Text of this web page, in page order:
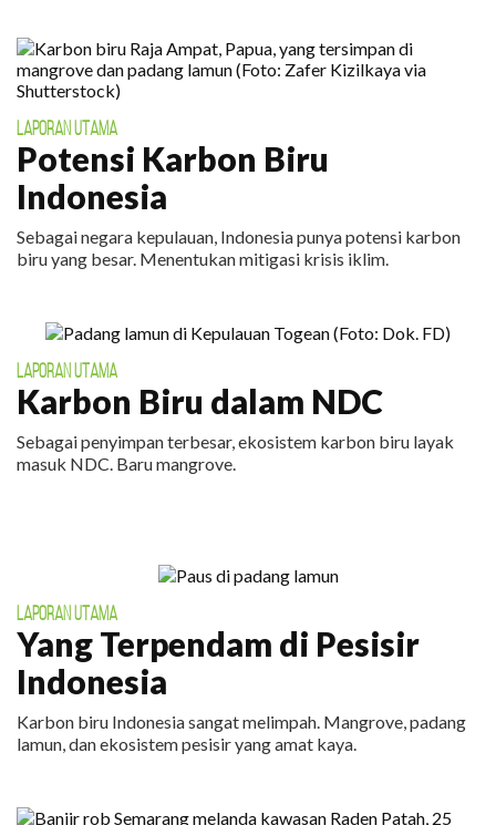
LAPORAN UTAMA
Potensi Karbon Biru
Indonesia
Sebagai negara kepulauan, Indonesia punya potensi karbon
biru yang besar. Menentukan mitigasi krisis iklim.
LAPORAN UTAMA
Karbon Biru dalam NDC
Sebagai penyimpan terbesar, ekosistem karbon biru layak
masuk NDC. Baru mangrove.
LAPORAN UTAMA
Yang Terpendam di Pesisir
Indonesia
Karbon biru Indonesia sangat melimpah. Mangrove, padang
lamun, dan ekosistem pesisir yang amat kaya.